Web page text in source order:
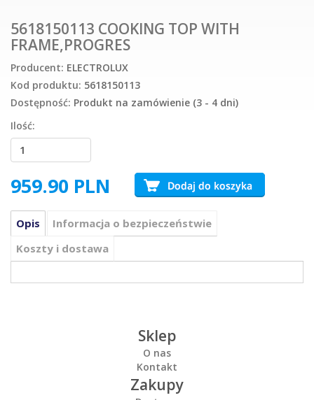
5618150113 COOKING TOP WITH
FRAME,PROGRES
Producent: ELECTROLUX
Kod produktu: 5618150113
Dostępność: Produkt na zamówienie (3 - 4 dni)
Ilość:
959.90 PLN
Opis
Informacja o bezpieczeństwie
Koszty i dostawa
Sklep
O nas
Kontakt
Zakupy